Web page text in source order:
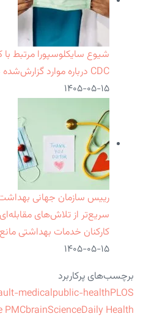
شیوع سایکلوسپورا مرتبط
CDC درباره موارد گزارش‌شده در ۱۵ ایالت آمریکا
۱۴۰۵-۰۵-۱۵
رییس سازمان جهانی
سریع‌تر از تلاش‌های
کارکنان خدمات بهداشتی
۱۴۰۵-۰۵-۱۵
برچسب‌های پرکاربرد
medicalpublic-healthPLOS
PMCbrainScienceDaily Health